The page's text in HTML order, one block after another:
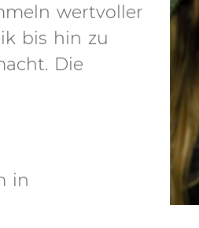
wertvoller
bis hin zu
Die
in